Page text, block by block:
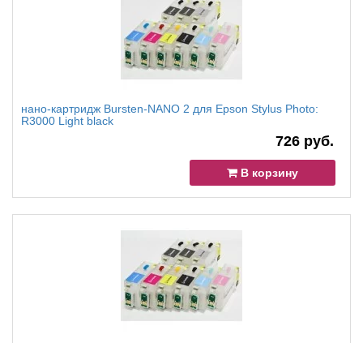
нано-картридж Bursten-NANO 2 для Epson Stylus Photo:
R3000 Light black
726 руб.
В корзину